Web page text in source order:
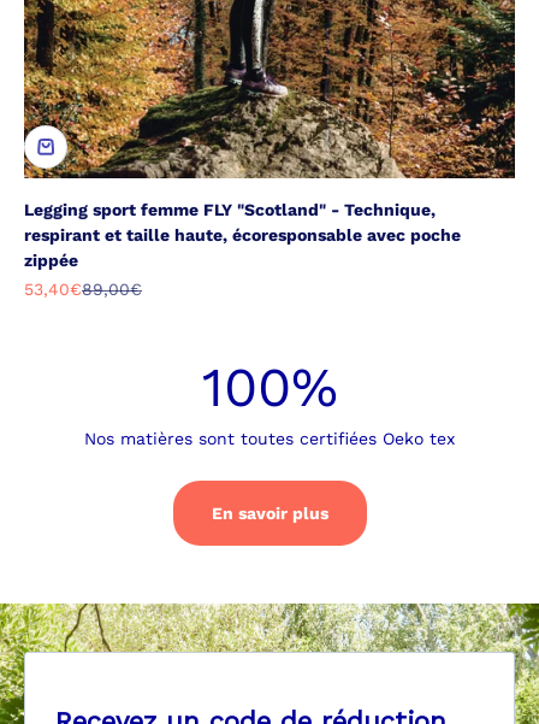
Legging sport femme FLY "Scotland" - Technique,
respirant et taille haute, écoresponsable avec poche
zippée
Prix de vente
53,40€Prix normal
89,00€
100%
Nos matières sont toutes certifiées Oeko tex
En savoir plus